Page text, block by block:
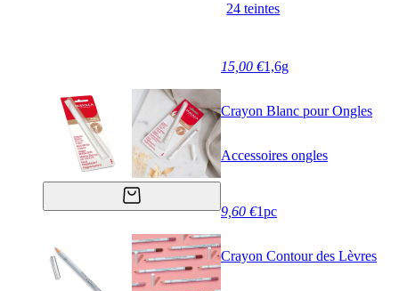
24 teintes
15,00 €1,6g
Crayon Blanc pour Ongles
Accessoires ongles
9,60 €1pc
Crayon Contour des Lèvres